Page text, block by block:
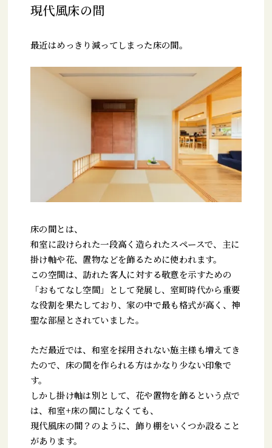
現代風床の間
最近はめっきり減ってしまった床の間。
床の間とは、
和室に設けられた一段高く造られたスペースで、主に
掛け軸や花、置物などを飾るために使われます。
この空間は、訪れた客人に対する敬意を示すための
「おもてなし空間」として発展し、室町時代から重要
な役割を果たしており、家の中で最も格式が高く、神
聖な部屋とされていました。
ただ最近では、和室を採用されない施主様も増えてき
たので、床の間を作られる方はかなり少ない印象で
す。
しかし掛け軸は別として、花や置物を飾るという点で
は、和室+床の間にしなくても、
現代風床の間？のように、飾り棚をいくつか設ること
があります。